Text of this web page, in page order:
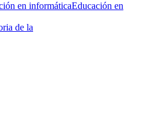
en informáticaEducación en
de la